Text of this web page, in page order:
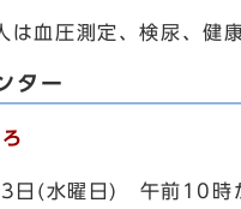
は血圧測定、検尿、健
ター
日(水曜日) 午前10時